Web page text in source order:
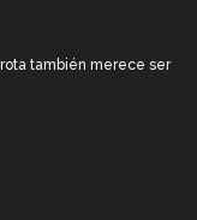
también merece ser